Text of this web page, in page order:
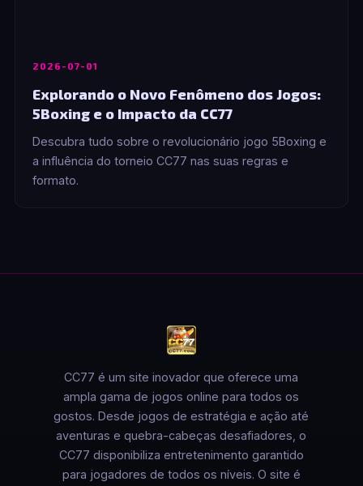
2026-07-01
Explorando o Novo Fenômeno dos Jogos:
5Boxing e o Impacto da CC77
Descubra tudo sobre o revolucionário jogo 5Boxing e
a influência do torneio CC77 nas suas regras e
formato.
CC77 é um site inovador que oferece uma
ampla gama de jogos online para todos os
gostos. Desde jogos de estratégia e ação até
aventuras e quebra-cabeças desafiadores, o
CC77 disponibiliza entretenimento garantido
para jogadores de todos os níveis. O site é